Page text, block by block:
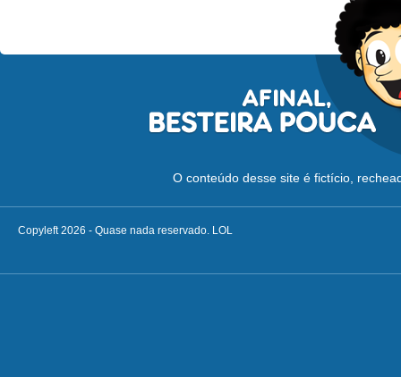
O conteúdo desse site é fictício,
Copyleft 2026 - Quase nada reservado. LOL